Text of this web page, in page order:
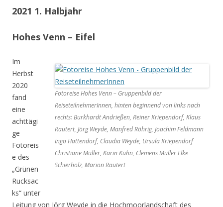
2021 1. Halbjahr
Hohes Venn – Eifel
Fotoreise Hohes Venn – Gruppenbild der
ReiseteilnehmerInnen, hinten beginnend von links nach
rechts: Burkhardt Andrießen, Reiner Kriependorf, Klaus
Rautert, Jörg Weyde, Manfred Röhrig, Joachim Feldmann
Ingo Hattendorf, Claudia Weyde, Ursula Kriependorf
Christiane Müller, Karin Kühn, Clemens Müller Elke
Schierholz, Marion Rautert
Im
Herbst
2020
fand
eine
achttägi
ge
Fotoreis
e des
„Grünen
Rucksac
ks“ unter
Leitung von Jörg Weyde in die Hochmoorlandschaft des